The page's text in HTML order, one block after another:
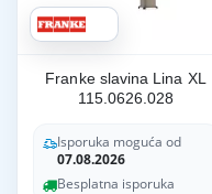
Franke slavina Lina XL
115.0626.028
Isporuka moguća od
07.08.2026
Besplatna isporuka